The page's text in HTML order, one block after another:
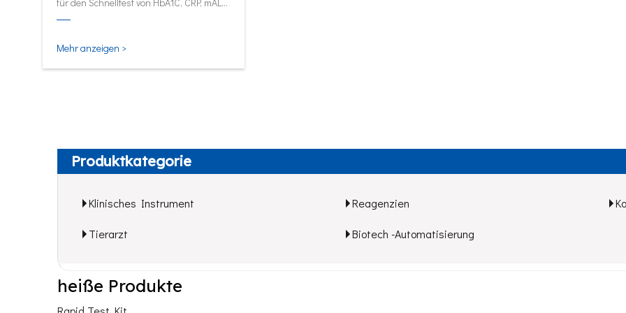
und SAA.
Mehr anzeigen >
Produktkategorie
Klinisches Instrument Reagenzien
Tierarzt Biotech -Automatisierung
heiße Produkte